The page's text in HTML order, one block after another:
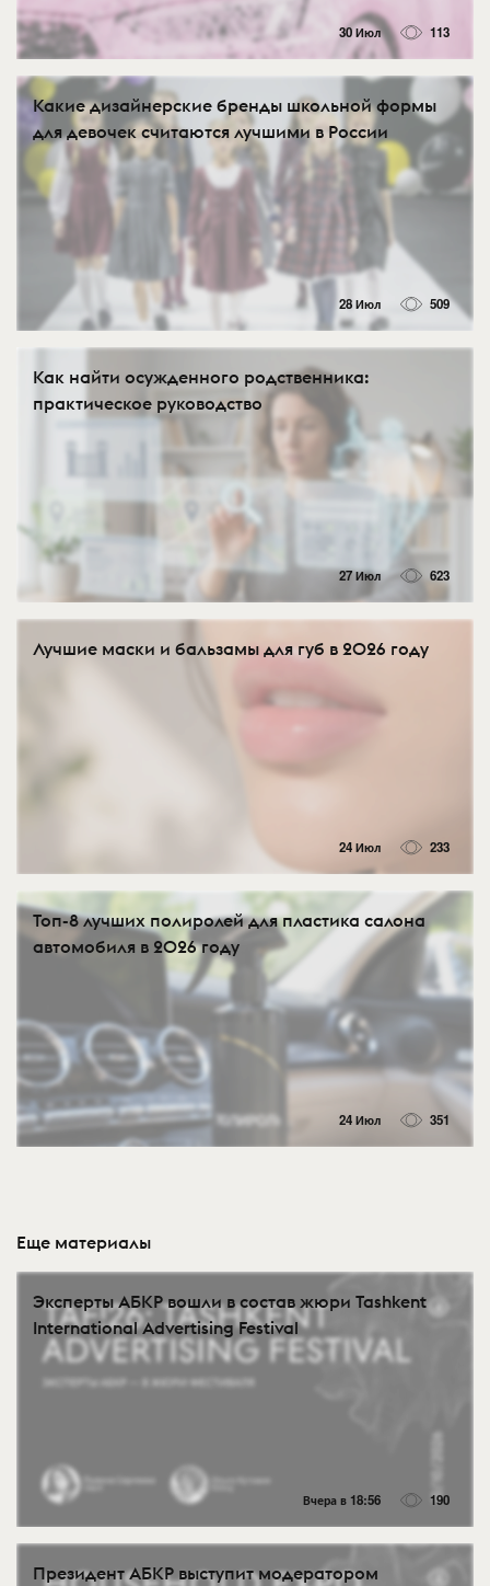
30 Июл 113
Какие дизайнерские бренды школьной формы
для девочек считаются лучшими в России
28 Июл 509
Как найти осужденного родственника:
практическое руководство
27 Июл 623
Лучшие маски и бальзамы для губ в 2026 году
24 Июл 233
Топ-8 лучших полиролей для пластика салона
автомобиля в 2026 году
24 Июл 351
Еще материалы
Эксперты АБКР вошли в состав жюри Tashkent
International Advertising Festival
Вчера в 18:56 190
Президент АБКР выступит модератором